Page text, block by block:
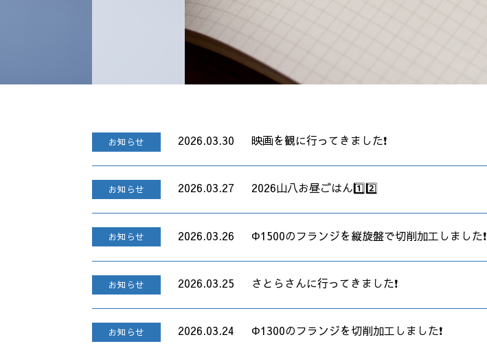
お知らせ 2026.03.30 映画を観に行ってきました❗
お知らせ 2026.03.27 2026山八お昼ごはん1️⃣2️⃣
お知らせ 2026.03.26 Φ1500のフランジを縦旋盤で切削加工しました❗
お知らせ 2026.03.25 さとらさんに行ってきました❗
お知らせ 2026.03.24 Φ1300のフランジを切削加工しました❗